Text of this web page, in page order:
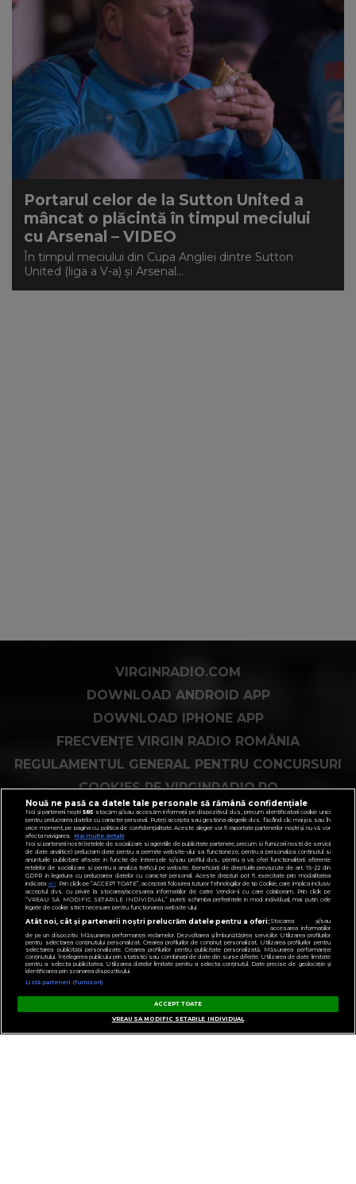
GESTIONAȚI PREFERINȚELE
Portarul celor de la Sutton United a
mâncat o plăcintă în timpul meciului
cu Arsenal – VIDEO
În timpul meciului din Cupa Angliei dintre Sutton
United (liga a V-a) și Arsenal...
VIRGINRADIO.COM
DOWNLOAD ANDROID APP
DOWNLOAD IPHONE APP
FRECVENȚE VIRGIN RADIO ROMÂNIA
REGULAMENTUL GENERAL PENTRU CONCURSURI
COOKIES PE VIRGINRADIO.RO
CONTACT
Nouă ne pasă ca datele tale personale să rămână confidențiale
Noi și partenerii noștri585 stocăm și/sau accesăm informații pe dispozitivul dvs., precum identificatorii cookie unici
pentru prelucrarea datelor cu caracter personal. Puteți accepta sau gestiona alegerile dvs. făcând clic mai jos sau în
orice moment, pe pagina cu politica de confidențialitate. Aceste alegeri vor fi raportate partenerilor noștri și nu vă vor
afecta navigarea.
Mai multe detalii
Noi si partenerii nostri (retelele de socializare si agentiile de publicitate partenere, precum si furnizorii nostri de servicii
de date analitice) prelucram date pentru a permite website-ului sa functioneze, pentru a personaliza continutul si
anunturile publicitare afisate in functie de interesele si/sau profilul dvs., pentru a va oferi functionalitati aferente
retelelor de socializare si pentru a analiza traficul pe website. Beneficiati de drepturile prevazute de art. 15-22 din
GDPR in legatura cu prelucrarea datelor cu caracter personal. Aceste drepturi pot fi exercitate prin modalitatea
indicataaici. Prin click pe “ACCEPT TOATE”, acceptati folosirea tuturor Tehnologiilor de tip Cookie, care implica inclusiv
acceptul dvs. cu privire la stocarea/accesarea informatiilor de catre Vendor-ii cu care colaboram. Prin click pe
“VREAU SA MODIFIC SETARILE INDIVIDUAL” puteti schimba preferintele in mod individual, mai putin cele
legate de cookie strict necesare pentru functionarea website-ului.
Atât noi, cât și partenerii noștri prelucrăm datele pentru a oferi: Stocarea și/sau
accesarea informațiilor
de pe un dispozitiv. Măsurarea performanței reclamelor. Dezvoltarea și îmbunătățirea serviciilor. Utilizarea profilurilor
pentru selectarea conținutului personalizat. Crearea profilurilor de conținut personalizat. Utilizarea profilurilor pentru
selectarea publicității personalizate. Crearea profilurilor pentru publicitate personalizată. Măsurarea performanței
conținutului. Înțelegerea publicului prin statistici sau combinații de date din surse diferite. Utilizarea de date limitate
pentru a selecta publicitatea. Utilizarea datelor limitate pentru a selecta conținutul. Date precise de geolocație și
identificarea prin scanarea dispozitivului.
Listă parteneri (furnizori)
ACCEPT TOATE
VREAU SA MODIFIC SETARILE INDIVIDUAL